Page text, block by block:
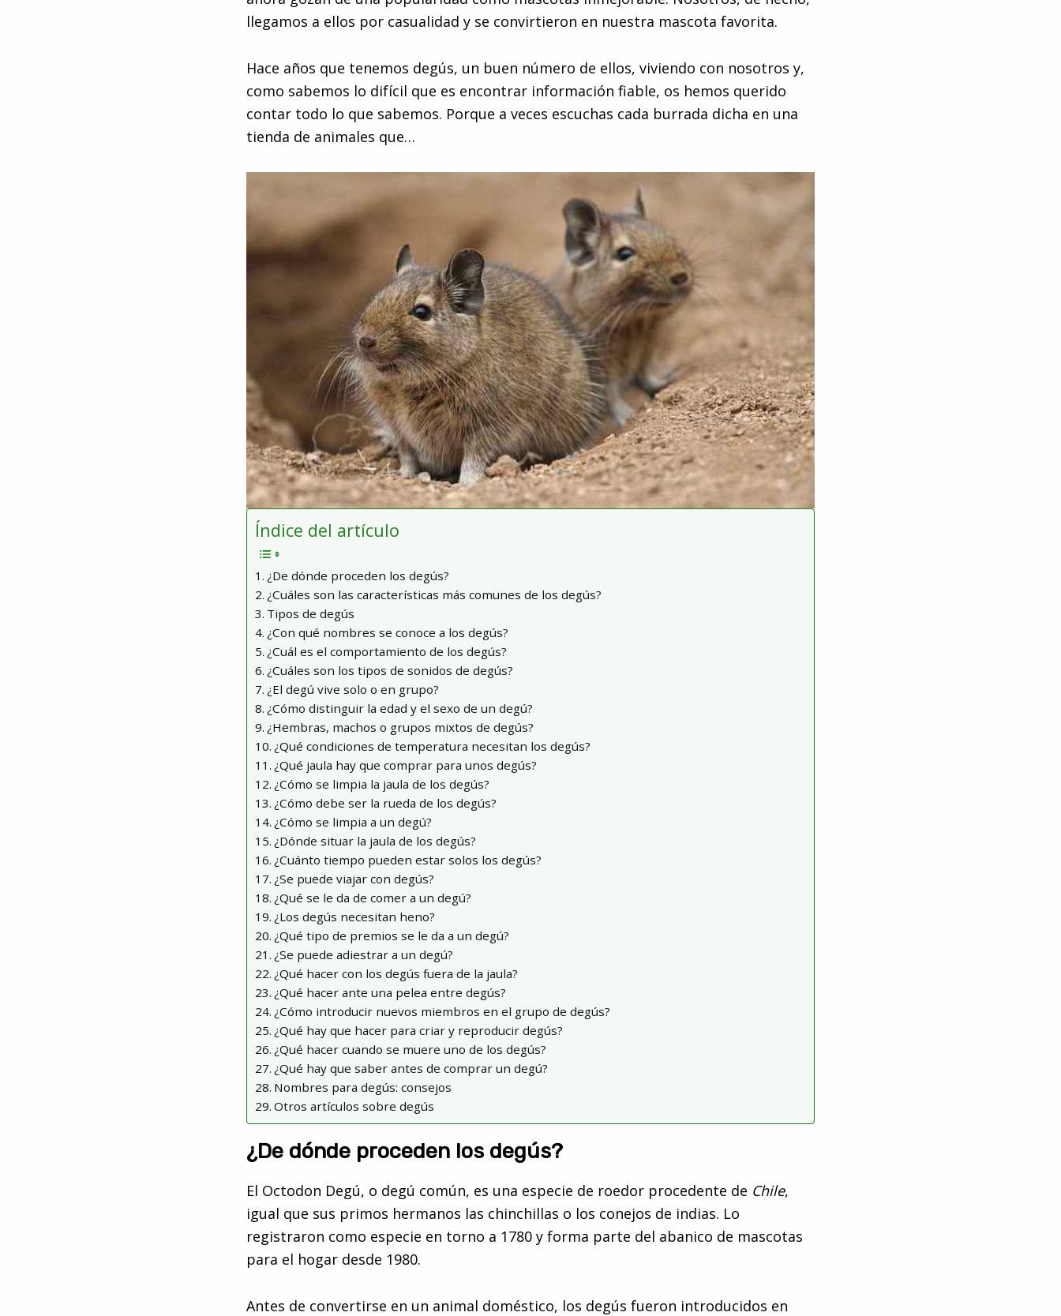
llegamos a ellos por casualidad y se convirtieron en nuestra mascota favorita.
Hace años que tenemos degús, un buen número de ellos, viviendo con nosotros y,
como sabemos lo difícil que es encontrar información fiable, os hemos querido
contar todo lo que sabemos. Porque a veces escuchas cada burrada dicha en una
tienda de animales que…
Índice del artículo
¿De dónde proceden los degús?
¿Cuáles son las características más comunes de los degús?
Tipos de degús
¿Con qué nombres se conoce a los degús?
¿Cuál es el comportamiento de los degús?
¿Cuáles son los tipos de sonidos de degús?
¿El degú vive solo o en grupo?
¿Cómo distinguir la edad y el sexo de un degú?
¿Hembras, machos o grupos mixtos de degús?
¿Qué condiciones de temperatura necesitan los degús?
¿Qué jaula hay que comprar para unos degús?
¿Cómo se limpia la jaula de los degús?
¿Cómo debe ser la rueda de los degús?
¿Cómo se limpia a un degú?
¿Dónde situar la jaula de los degús?
¿Cuánto tiempo pueden estar solos los degús?
¿Se puede viajar con degús?
¿Qué se le da de comer a un degú?
¿Los degús necesitan heno?
¿Qué tipo de premios se le da a un degú?
¿Se puede adiestrar a un degú?
¿Qué hacer con los degús fuera de la jaula?
¿Qué hacer ante una pelea entre degús?
¿Cómo introducir nuevos miembros en el grupo de degús?
¿Qué hay que hacer para criar y reproducir degús?
¿Qué hacer cuando se muere uno de los degús?
¿Qué hay que saber antes de comprar un degú?
Nombres para degús: consejos
Otros artículos sobre degús
¿De dónde proceden los degús?
El Octodon Degú, o degú común, es una especie de roedor procedente de Chile,
igual que sus primos hermanos las chinchillas o los conejos de indias. Lo
registraron como especie en torno a 1780 y forma parte del abanico de mascotas
para el hogar desde 1980.
Antes de convertirse en un animal doméstico, los degús fueron introducidos en